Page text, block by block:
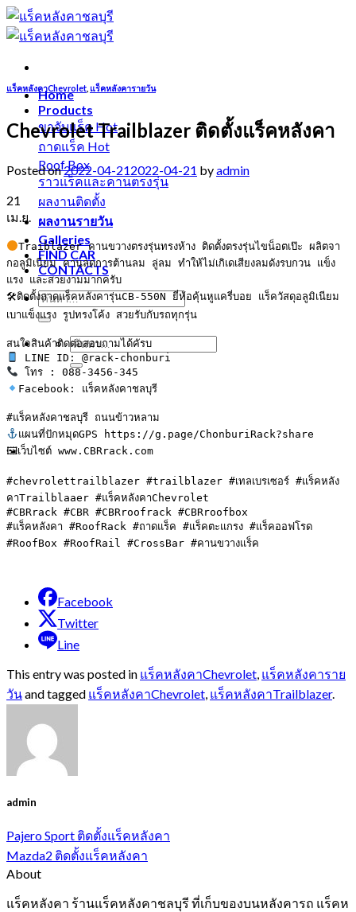
Skip
to
content
Home
Products
ขาจับแร็ค
ถาดแร็ค
Roof Box
ราวแร็คและคานตรงรุ่น
ผลงานติดตั้ง
ผลงานรายวัน
Galleries
FIND CAR
CONTACTS
แร็คหลังคาChevrolet แร็คหลังคารายวัน
Chevrolet Trailblazer ติดตั้งแร็คหลังคา
Posted on2022-04-212022-04-21 byadmin
21
เม.ย.
Traiblazer คานขวางตรงรุ่นทรงห้าง ติดตั้งตรงรุ่นไขน็อตเป๊ะ ผลิตจา
กอลูมิเนียม คานลดการต้านลม ลู่ลม ทำให้ไม่เกิเดเสียงลมดังรบกวน แข็ง
แรง และสวยงามมากครับ
🛠ติดตั้งถาดแร็คหลังคารุ่นCB-550N ยี่ห้อคุ้นหูแครี่บอย แร็ควัสดุอลูมิเนียม
เบาแข็งแรง รูปทรงโค้ง สวยรับกับรถทุกรุ่น
Facebook: แร็คหลังคาชลบุรี
แผนที่ปักหมุดGPS https://g.page/ChonburiRack?share
🖼เว็บไซต์ www.CBRrack.com
#chevrolettrailblazer #trailblazer #เทลเบรเซอร์ #แร็คหลัง
คาTrailblaaer #แร็คหลังคาChevrolet
#CBRrack #CBR #CBRroofrack #CBRroofbox
#แร็คหลังคา #RoofRack #ถาดแร็ค #แร็คตะแกรง #แร็คออฟโรด
#RoofBox #RoofRail #CrossBar #คานขวางแร็ค
Facebook
Twitter
Line
This entry was posted in แร็คหลังคาChevrolet, แร็คหลังคาราย
วันand tagged แร็คหลังคาChevrolet, แร็คหลังคาTrailblazer.
admin
Pajero Sport ติดตั้งแร็คหลังคา
Mazda2 ติดตั้งแร็คหลังคา
About
แร็คหลังคา ร้านแร็คหลังคาชลบุรี ที่เก็บของบนหลังคารถ แร็คห